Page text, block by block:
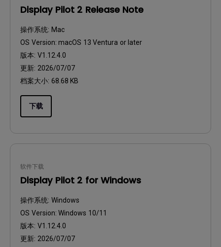
Display Pilot 2 Release Note
操作系统: Mac
OS Version: macOS 13 Ventura or later
版本: V1.12.4.0
更新: 2026/07/07
档案大小: 68.68 KB
下载
软件下载
Display Pilot 2 for Windows
操作系统: Windows
OS Version: Windows 10/11
版本: V1.12.4.0
更新: 2026/07/07